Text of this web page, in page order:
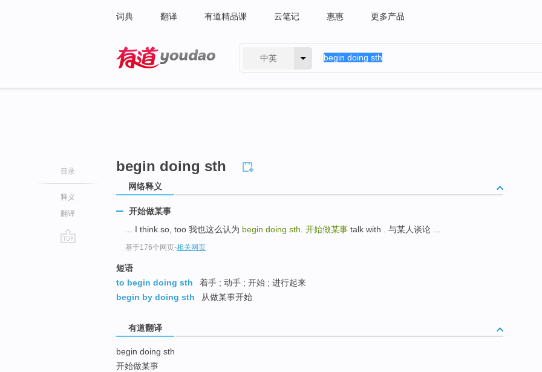
词典 翻译 有道精品课 云笔记 惠惠 更多产品
中英
目录
释义
翻译
begin doing sth
网络释义
开始做某事
... I think so, too 我也这么认为 begin doing sth 开始做某事 talk with . 与某人谈论 ...
基于176个网页-相关网页
短语
to begin doing sth
着手 ; 动手 ; 开始 ; 进行起来
begin by doing sth
从做某事开始
有道翻译
begin doing sth
开始做某事